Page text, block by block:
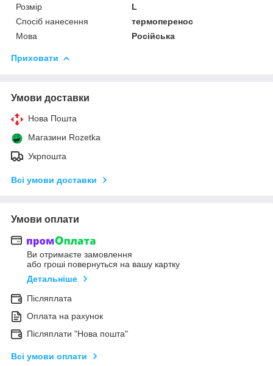
Розмір
L
Спосіб нанесення
термоперенос
Мова
Російська
Приховати
Умови доставки
Нова Пошта
Магазини Rozetka
Укрпошта
Всі умови доставки
Умови оплати
Ви отримаєте замовлення
або гроші повернуться на вашу картку
Детальніше
Післяплата
Оплата на рахунок
Післяплати "Нова пошта"
Всі умови оплати